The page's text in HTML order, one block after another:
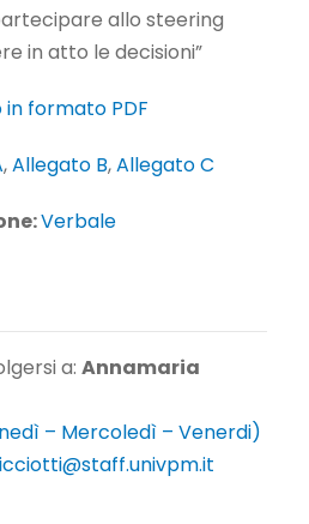
allo steering
in atto le decisioni”
formato PDF
,Allegato B,Allegato C
Verbale
a: Annamaria
– Mercoledì – Venerdi)